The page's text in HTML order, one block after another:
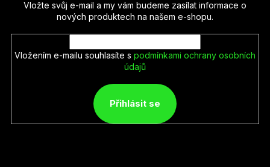
Vložte svůj e-mail a my vám budeme zasílat informace o
nových produktech na našem e-shopu.
Vložením e-mailu souhlasíte s podmínkami ochrany osobních
údajů
Přihlásit se